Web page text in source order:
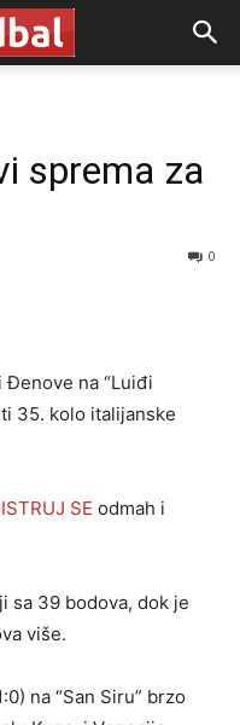
sprema za
0
Đenove na “Luiđi
35. kolo italijanske
SE odmah i
sa 39 bodova, dok je
više.
na “San Siru” brzo